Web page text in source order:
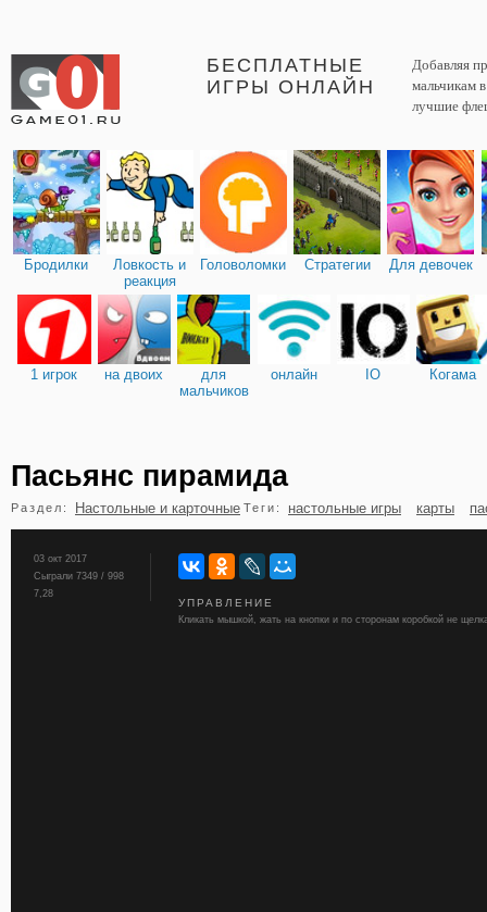
БЕСПЛАТНЫЕ
ИГРЫ ОНЛАЙН
Добавляя
мальчикам
лучшие
Бродилки
Ловкость и
реакция
Головоломки Стратегии Для девочек
1 игрок на двоих
для
мальчиков
онлайн IO Когама
бильярд карты
Пасьянс пирамида
Раздел: Настольные и карточные Теги: настольные игры карты
03 окт 2017
Сыграли 7349 / 998
7,28
УПРАВЛЕНИЕ
Кликать мышкой, жать на кнопки и по сторонам коробкой не